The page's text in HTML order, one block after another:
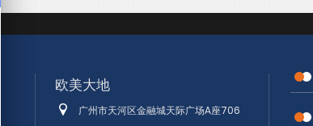
欧美大地
广州市天河区金融城天际广场A座706